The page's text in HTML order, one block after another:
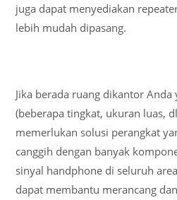
juga dapat menyediakan
lebih mudah dipasang.
Jika berada ruang dikantor Anda
(beberapa tingkat, ukuran luas,
memerlukan solusi perangkat
canggih dengan banyak
sinyal handphone di seluruh
dapat membantu merancang